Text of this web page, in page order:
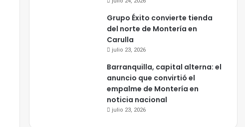
Grupo Éxito convierte tienda
del norte de Montería en
Carulla
julio 23, 2026
Barranquilla, capital alterna: el
anuncio que convirtió el
empalme de Montería en
noticia nacional
julio 23, 2026